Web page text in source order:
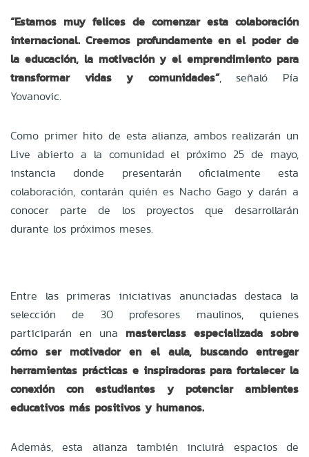
“Estamos muy felices de comenzar esta colaboración
internacional. Creemos profundamente en el poder de
la educación, la motivación y el emprendimiento para
transformar vidas y comunidades”, señaló Pía
Yovanovic.
Como primer hito de esta alianza, ambos realizarán un
Live abierto a la comunidad el próximo 25 de mayo,
instancia donde presentarán oficialmente esta
colaboración, contarán quién es Nacho Gago y darán a
conocer parte de los proyectos que desarrollarán
durante los próximos meses.
Entre las primeras iniciativas anunciadas destaca la
selección de 30 profesores maulinos, quienes
participarán en una masterclass especializada sobre
cómo ser motivador en el aula, buscando entregar
herramientas prácticas e inspiradoras para fortalecer la
conexión con estudiantes y potenciar ambientes
educativos más positivos y humanos.
Además, esta alianza también incluirá espacios de